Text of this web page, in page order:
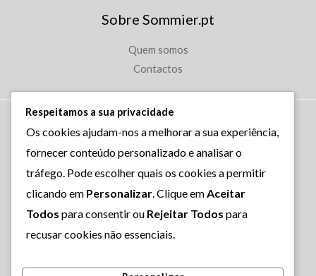
Sobre Sommier.pt
Quem somos
Contactos
FAQ
Termos e Condições
Respeitamos a sua privacidade
Os cookies ajudam-nos a melhorar a sua experiência,
fornecer conteúdo personalizado e analisar o
tráfego. Pode escolher quais os cookies a permitir
clicando em Personalizar. Clique emAceitar
Todos para consentir ou Rejeitar Todos para
recusar cookies não essenciais.